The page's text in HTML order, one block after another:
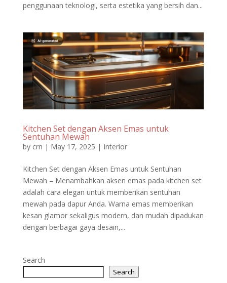
penggunaan teknologi, serta estetika yang bersih dan...
Kitchen Set dengan Aksen Emas untuk
Sentuhan Mewah
by crn | May 17, 2025 | Interior
Kitchen Set dengan Aksen Emas untuk Sentuhan
Mewah – Menambahkan aksen emas pada kitchen set
adalah cara elegan untuk memberikan sentuhan
mewah pada dapur Anda. Warna emas memberikan
kesan glamor sekaligus modern, dan mudah dipadukan
dengan berbagai gaya desain,...
Search
Search